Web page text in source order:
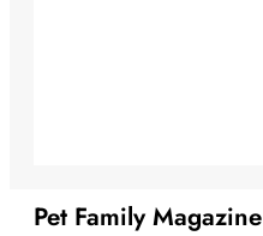
Pet Family Magazine